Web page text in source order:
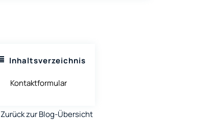
Inhaltsverzeichnis
Kontaktformular
Zurück zur Blog-Übersicht